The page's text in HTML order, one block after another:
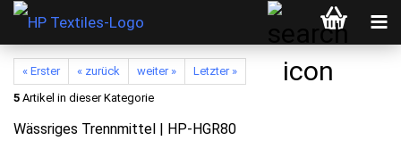
« Erster « zurück weiter »
Letzter »
5 Artikel in dieser Kategorie
Wässriges Trennmittel | HP-HGR80